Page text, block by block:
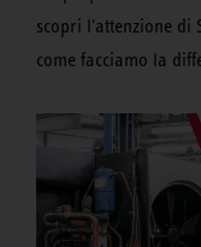
scopri l'attenzione di
come facciamo la